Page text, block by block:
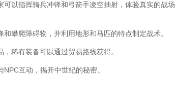
以指挥骑兵冲锋和弓箭手凌空抽射，体验真实的战场
攀爬障碍物，并利用地形和马匹的特点制定战术。
稀有装备可以通过贸易路线获得。
互动，揭开中世纪的秘密。